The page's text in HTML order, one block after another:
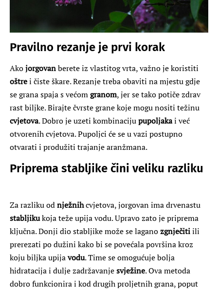
Pravilno rezanje je prvi korak
Akojorgovanberete iz vlastitog vrta, važno je koristiti
oštrei čiste škare. Rezanje treba obaviti na mjestu gdje
se grana spaja s većomgranom, jer se tako potiče zdrav
rast biljke. Birajte čvrste grane koje mogu nositi težinu
cvjetova. Dobro je uzeti kombinacijupupoljakai već
otvorenih cvjetova. Pupoljci će se u vazi postupno
otvarati i produžiti trajanje aranžmana.
Priprema stabljike čini veliku razliku
Za razliku odnježnihcvjetova, jorgovan ima drvenastu
stabljikukoja teže upija vodu. Upravo zato je priprema
ključna. Donji dio stabljike može se laganozgnječitiili
prerezati po dužini kako bi se povećala površina kroz
koju biljka upijavodu. Time se omogućuje bolja
hidratacija i dulje zadržavanjesvježine. Ova metoda
dobro funkcionira i kod drugih proljetnih grana, poput